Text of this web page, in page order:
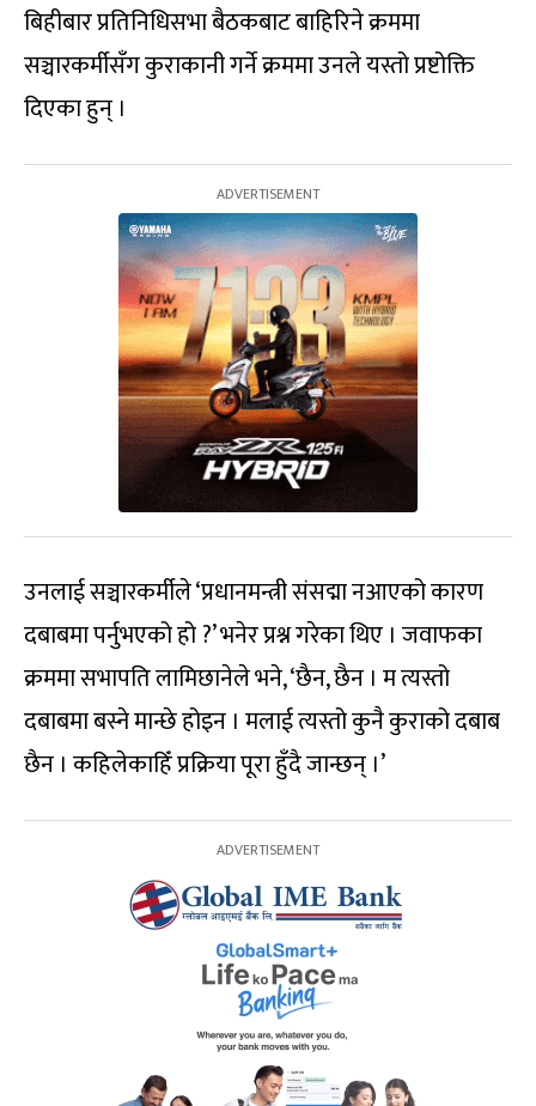
बिहीबार प्रतिनिधिसभा बैठकबाट बाहिरिने क्रममा
सञ्चारकर्मीसँग कुराकानी गर्ने क्रममा उनले यस्तो प्रष्टोक्ति
दिएका हुन् ।
उनलाई सञ्चारकर्मीले ‘प्रधानमन्त्री संसद्मा नआएको कारण
दबाबमा पर्नुभएको हो ?’ भनेर प्रश्न गरेका थिए । जवाफका
क्रममा सभापति लामिछानेले भने, ‘छैन, छैन । म त्यस्तो
दबाबमा बस्ने मान्छे होइन । मलाई त्यस्तो कुनै कुराको दबाब
छैन । कहिलेकाहिँ प्रक्रिया पूरा हुँदै जान्छन् ।’